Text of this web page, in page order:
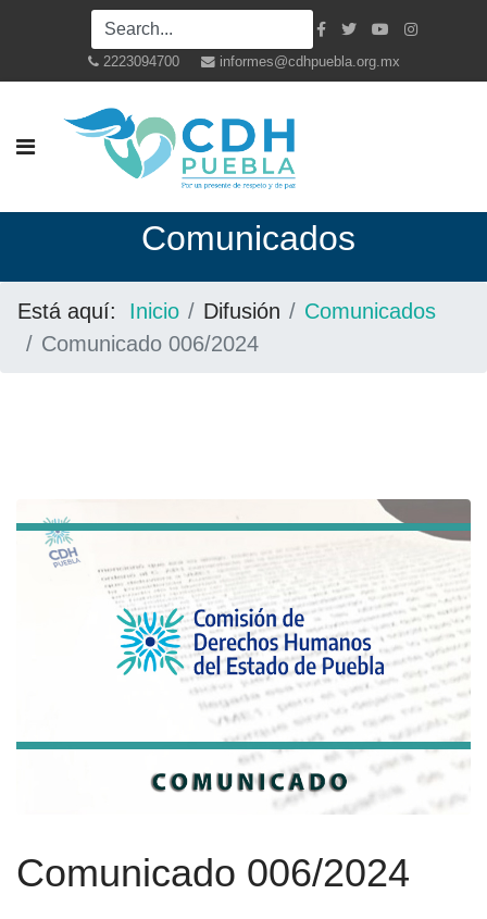
2223094700 informes@cdhpuebla.org.mx
Comunicados
Está aquí: Inicio Difusión
Comunicados
Comunicado 006/2024
Comunicado 006/2024